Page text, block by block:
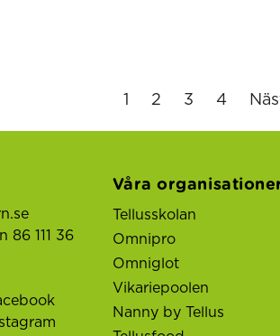
1 2 3 4
86 111 36
Våra
Tellusskolan
Omnipro
Omniglot
Vikariepoolen
Nanny by Tellus